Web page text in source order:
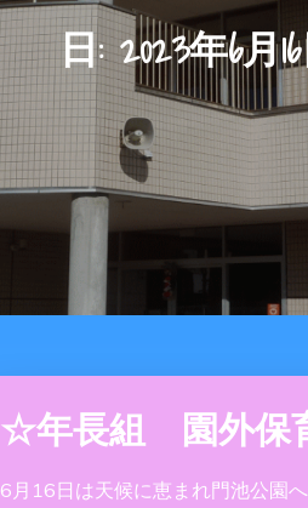
日:2023年6月
☆年長組 園外
6月16日は天候に恵まれ門池公園へ